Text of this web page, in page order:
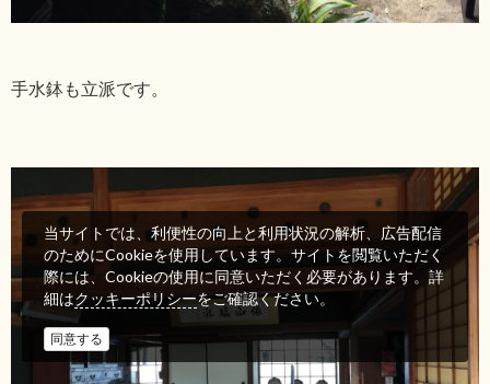
手水鉢も立派です。
当サイトでは、利便性の向上と利用状況の解析、広告配信
のためにCookieを使用しています。サイトを閲覧いただく
際には、Cookieの使用に同意いただく必要があります。詳
細はクッキーポリシーをご確認ください。
同意する